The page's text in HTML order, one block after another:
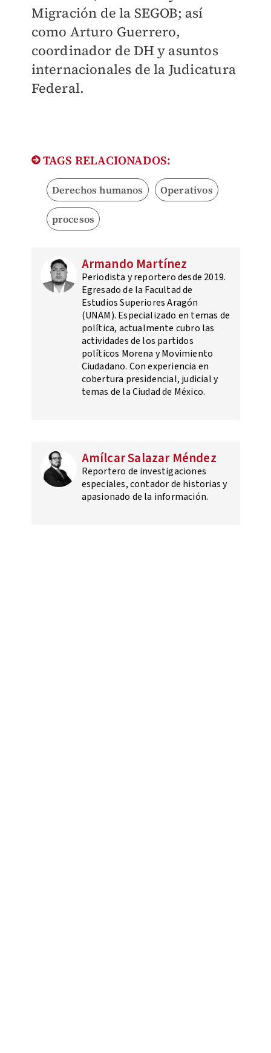
Migración de la SEGOB; así
como Arturo Guerrero,
coordinador de DH y asuntos
internacionales de la Judicatura
Federal.
TAGS RELACIONADOS:
Derechos humanos Operativos
procesos
Armando Martínez
Periodista y reportero desde 2019.
Egresado de la Facultad de
Estudios Superiores Aragón
(UNAM). Especializado en temas de
política, actualmente cubro las
actividades de los partidos
políticos Morena y Movimiento
Ciudadano. Con experiencia en
cobertura presidencial, judicial y
temas de la Ciudad de México.
Amílcar Salazar Méndez
Reportero de investigaciones
especiales, contador de historias y
apasionado de la información.